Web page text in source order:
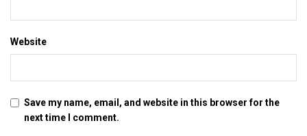
Website
Save my name, email, and website in this browser for the
next time I comment.